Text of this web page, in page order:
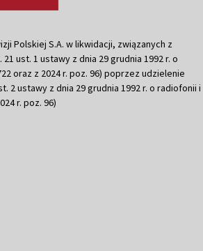
Polskiej S.A. w likwidacji, związanych z
ust. 1 ustawy z dnia 29 grudnia 1992 r. o
oraz z 2024 r. poz. 96) poprzez udzielenie
2 ustawy z dnia 29 grudnia 1992 r. o radiofonii i
r. poz. 96)